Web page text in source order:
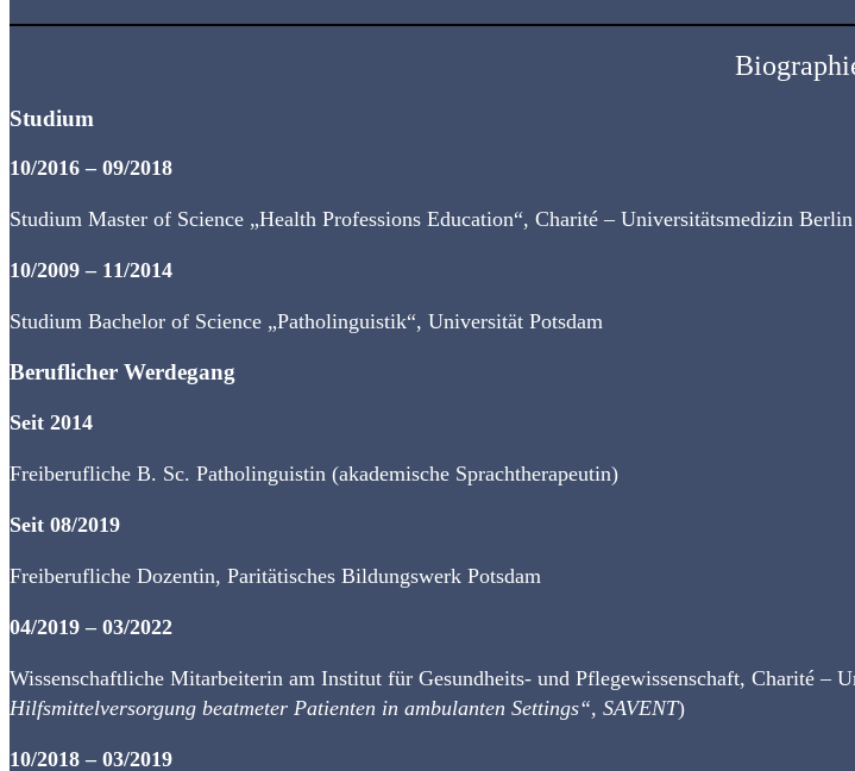
Studium
10/2016 – 09/2018
Studium Master of Science „Health Professions Education“, Charité – Universitätsmedizin Berlin
10/2009 – 11/2014
Studium Bachelor of Science „Patholinguistik“, Universität Potsdam
Beruflicher Werdegang
Seit 2014
Freiberufliche B. Sc. Patholinguistin (akademische Sprachtherapeutin)
Seit 08/2019
Freiberufliche Dozentin, Paritätisches Bildungswerk Potsdam
04/2019 – 03/2022
Wissenschaftliche Mitarbeiterin am Institut für Gesundheits- und Pflegewissenschaft, Charité –
Hilfsmittelversorgung beatmeter Patienten in ambulanten Settings“, SAVENT)
10/2018 – 03/2019